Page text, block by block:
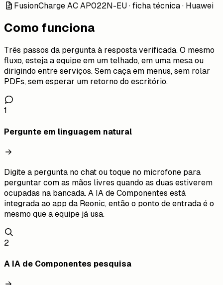
FusionCharge AC AP022N-EU · ficha técnica · Huawei
Como funciona
Três passos da pergunta à resposta verificada. O mesmo
fluxo, esteja a equipe em um telhado, em uma mesa ou
dirigindo entre serviços. Sem caça em menus, sem rolar
PDFs, sem esperar um retorno do escritório.
1
Pergunte em linguagem natural
Digite a pergunta no chat ou toque no microfone para
perguntar com as mãos livres quando as duas estiverem
ocupadas na bancada. A IA de Componentes está
integrada ao app da Reonic, então o ponto de entrada é o
mesmo que a equipe já usa.
2
A IA de Componentes pesquisa